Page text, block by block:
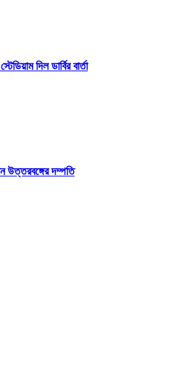
দিল ডার্বির বার্তা
উত্তরবঙ্গের দম্পতি